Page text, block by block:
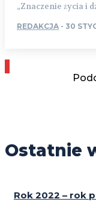
„Znaczenie życia i
REDAKCJA - 30
Ostatnie
Rok 2022 – rok